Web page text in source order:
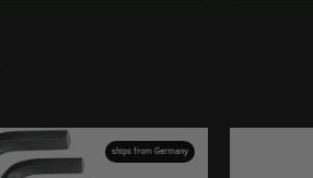
ships from Germany